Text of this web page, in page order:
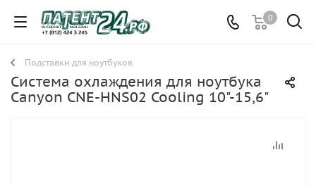
0
Подставки для ноутбуков
Система охлаждения для ноутбука
Canyon CNE-HNS02 Cooling 10"-15,6"